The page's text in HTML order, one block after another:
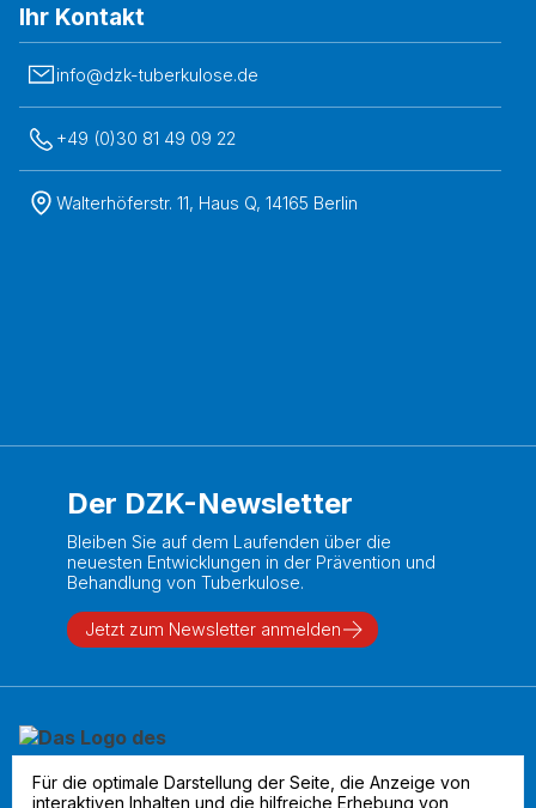
Ihr Kontakt
info@dzk-tuberkulose.de
+49 (0)30 81 49 09 22
Walterhöferstr. 11, Haus Q, 14165 Berlin
Der DZK-Newsletter
Bleiben Sie auf dem Laufenden über die
neuesten Entwicklungen in der Prävention und
Behandlung von Tuberkulose.
Jetzt zum Newsletter anmelden
Für die optimale Darstellung der Seite, die Anzeige von
interaktiven Inhalten und die hilfreiche Erhebung von